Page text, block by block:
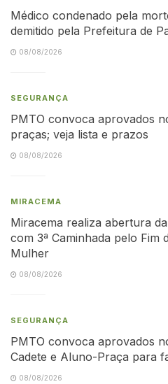
Médico condenado pela
demitido pela Prefeitura de
08/08/2026
SEGURANÇA
PMTO convoca aprovados
praças; veja lista e prazos
08/08/2026
MIRACEMA
Miracema realiza abertura
com 3ª Caminhada pelo Fim
Mulher
08/08/2026
SEGURANÇA
PMTO convoca aprovados
Cadete e Aluno-Praça para
08/08/2026